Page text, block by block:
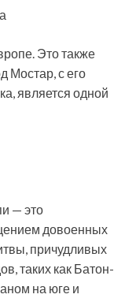
Это также
Мостар, с его
является одной
— это
довоенных
причудливых
таких как Батон-
на юге и